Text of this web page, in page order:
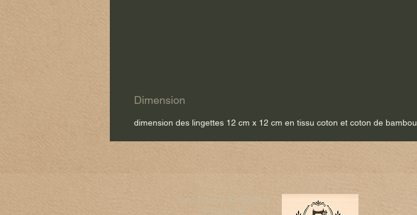
Dimension
dimension des lingettes 12 cm x 12 cm en tissu coton et coton de bambou
Les Tissus de Sophie
FRANCE​